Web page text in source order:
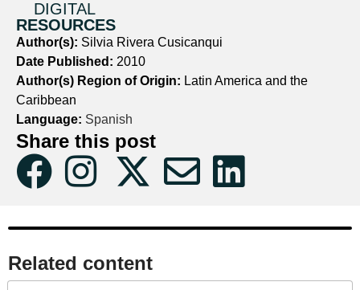
DIGITAL
RESOURCES
Author(s): Silvia Rivera Cusicanqui
Date Published: 2010
Author(s) Region of Origin: Latin America and the
Caribbean
Language: Spanish
Share this post
Related content​